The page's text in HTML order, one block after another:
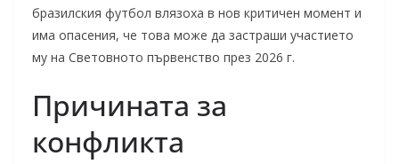
бразилския футбол влязоха в нов критичен момент и
има опасения, че това може да застраши участието
му на Световното първенство през 2026 г.
Причината за
конфликтa